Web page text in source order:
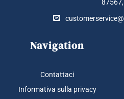
87567,
Navigation
Contattaci
Informativa sulla privacy